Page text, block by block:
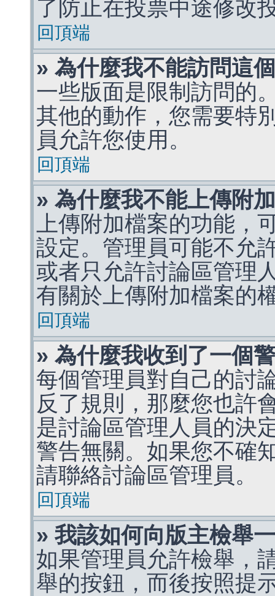
了防止在投票中途修改
回頂端
» 為什麼我不能訪問這
一些版面是限制訪問的
其他的動作，您需要特
員允許您使用。
回頂端
» 為什麼我不能上傳附
上傳附加檔案的功能，
設定。管理員可能不允
或者只允許討論區管理
有關於上傳附加檔案的
回頂端
» 為什麼我收到了一個
每個管理員對自己的討
反了規則，那麼您也許
是討論區管理人員的決
警告無關。如果您不確
請聯絡討論區管理員。
回頂端
» 我該如何向版主檢舉
如果管理員允許檢舉，
舉的按鈕，而後按照提